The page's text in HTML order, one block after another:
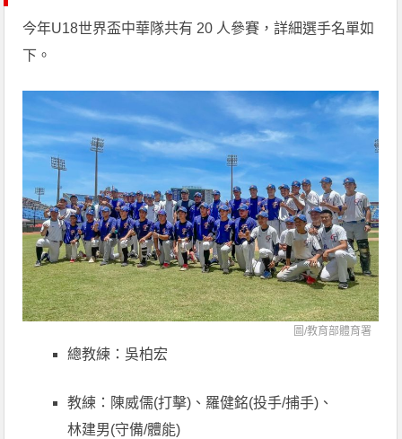
今年U18世界盃中華隊共有 20 人參賽，詳細選手名單如
下。
圖/教育部體育署
總教練：吳柏宏
教練：陳威儒(打擊)、羅健銘(投手/捕手)、
林建男(守備/體能)